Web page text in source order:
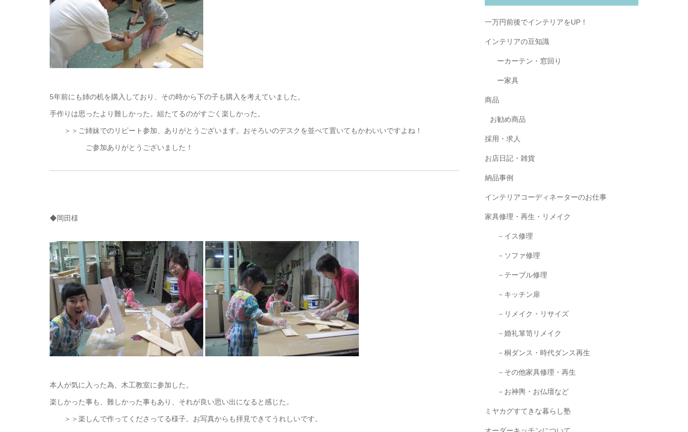
5年前にも姉の机を購入しており、その時から下の子も購入を考えていました。
手作りは思ったより難しかった。組たてるのがすごく楽しかった。
＞＞ご姉妹でのリピート参加、ありがとうございます。おそろいのデスクを並べて置いてもかわいいですよね！
ご参加ありがとうございました！
◆岡田様
本人が気に入った為、木工教室に参加した。
楽しかった事も、難しかった事もあり、それが良い思い出になると感じた。
＞＞楽しんで作ってくださってる様子。お写真からも拝見できてうれしいです。
一万円前後でインテリアをUP！
インテリアの豆知識
ーカーテン・窓回り
ー家具
商品
お勧め商品
採用・求人
お店日記・雑貨
納品事例
インテリアコーディネーターのお仕事
家具修理・再生・リメイク
－イス修理
－ソファ修理
－テーブル修理
－キッチン扉
－リメイク・リサイズ
－婚礼箪笥リメイク
－桐ダンス・時代ダンス再生
－その他家具修理・再生
－お神輿・お仏壇など
ミヤカグすてきな暮らし塾